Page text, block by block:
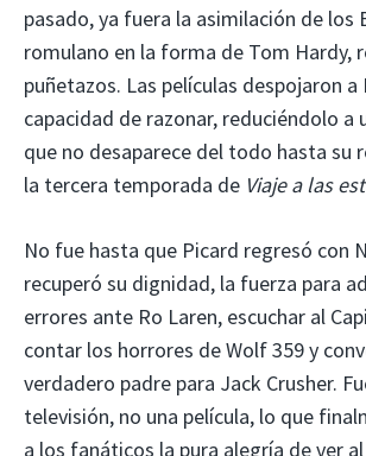
pasado, ya fuera la asimilación de los
romulano en la forma de Tom Hardy,
puñetazos. Las películas despojaron a
capacidad de razonar, reduciéndolo a
que no desaparece del todo hasta su
la tercera temporada de Viaje a las
No fue hasta que Picard regresó con
recuperó su dignidad, la fuerza para
errores ante Ro Laren, escuchar al
contar los horrores de Wolf 359 y
verdadero padre para Jack Crusher.
televisión, no una película, lo que
a los fanáticos la pura alegría de ver